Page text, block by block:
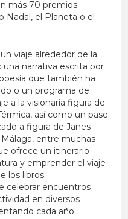
más 70 premios
Nadal, el Planeta o el
viaje alrededor de la
una narrativa escrita por
que también ha
o un programa de
a la visionaria figura de
así como un pase
a figura de Janes
entre muchas
ofrece un itinerario
y emprender el viaje
los libros.
celebrar encuentros
en diversos
cada año